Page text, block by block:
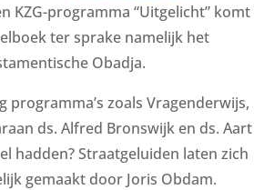
KZG-programma “Uitgelicht” komt
ter sprake namelijk het
Obadja.
programma’s zoals Vragenderwijs,
ds. Alfred Bronswijk en ds. Aart
hadden? Straatgeluiden laten zich
gemaakt door Joris Obdam.